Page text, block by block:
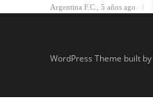
Argentina F.C. 5 años ago
WordPress Theme built by